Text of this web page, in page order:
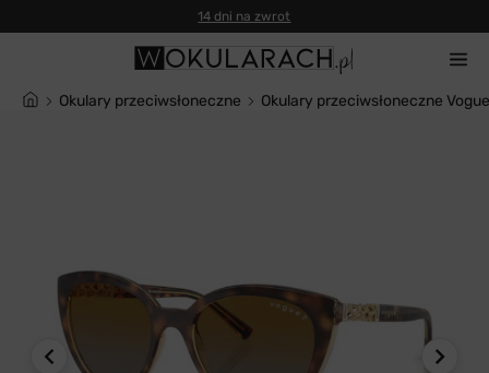
14 dni na zwrot
Okulary przeciwsłoneczne Okulary przeciwsłoneczne